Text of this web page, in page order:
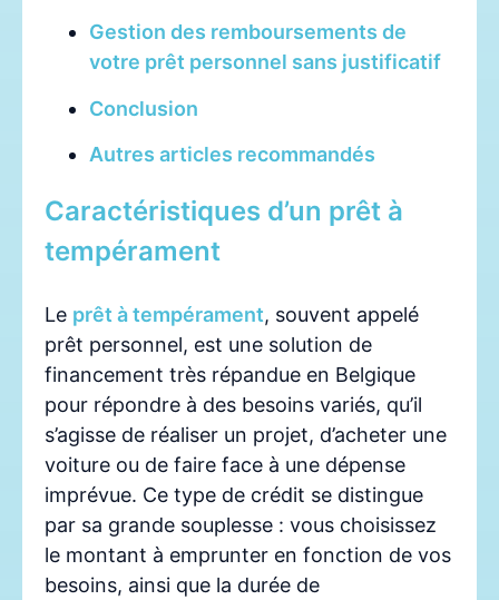
Gestion des remboursements de
votre prêt personnel sans justificatif
Conclusion
Autres articles recommandés
Caractéristiques d’un prêt à
tempérament
Le prêt à tempérament, souvent appelé
prêt personnel, est une solution de
financement très répandue en Belgique
pour répondre à des besoins variés, qu’il
s’agisse de réaliser un projet, d’acheter une
voiture ou de faire face à une dépense
imprévue. Ce type de crédit se distingue
par sa grande souplesse : vous choisissez
le montant à emprunter en fonction de vos
besoins, ainsi que la durée de